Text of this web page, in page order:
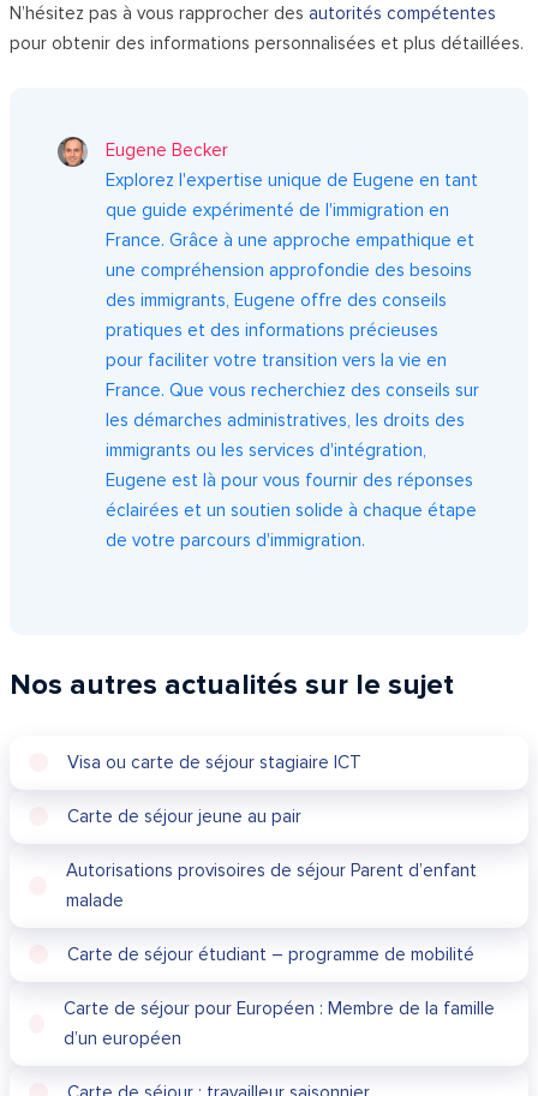
N’hésitez pas à vous rapprocher desautorités compétentes
pour obtenir des informations personnalisées et plus détaillées.
Eugene Becker
Explorez l'expertise unique de Eugene en tant
que guide expérimenté de l'immigration en
France. Grâce à une approche empathique et
une compréhension approfondie des besoins
des immigrants, Eugene offre des conseils
pratiques et des informations précieuses
pour faciliter votre transition vers la vie en
France. Que vous recherchiez des conseils sur
les démarches administratives, les droits des
immigrants ou les services d'intégration,
Eugene est là pour vous fournir des réponses
éclairées et un soutien solide à chaque étape
de votre parcours d'immigration.
Nos autres actualités sur le sujet
Visa ou carte de séjour stagiaire ICT
Carte de séjour jeune au pair
Autorisations provisoires de séjour Parent d’enfant
malade
Carte de séjour étudiant – programme de mobilité
Carte de séjour pour Européen : Membre de la famille
d’un européen